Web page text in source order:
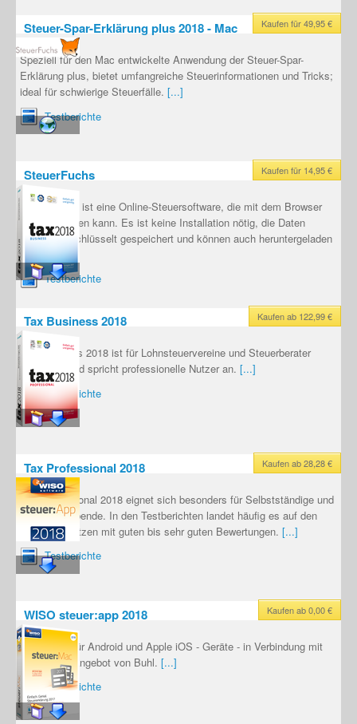
Kaufen für 49,95 €
Steuer-Spar-Erklärung plus 2018 - Mac
Speziell für den Mac entwickelte Anwendung der Steuer-Spar-
Erklärung plus, bietet umfangreiche Steuerinformationen und Tricks;
ideal für schwierige Steuerfälle. [...]
Testberichte
Kaufen für 14,95 €
SteuerFuchs
SteuerFuchs ist eine Online-Steuersoftware, die mit dem Browser
bedient werden kann. Es ist keine Installation nötig, die Daten
werden verschlüsselt gespeichert und können auch heruntergeladen
werden.[...]
Testberichte
Kaufen ab 122,99 €
Tax Business 2018
Tax Business 2018 ist für Lohnsteuervereine und Steuerberater
konzipiert und spricht professionelle Nutzer an. [...]
Testberichte
Kaufen ab 28,28 €
Tax Professional 2018
Tax Professional 2018 eignet sich besonders für Selbstständige und
Gewerbetreibende. In den Testberichten landet häufig es auf den
vorderen Plätzen mit guten bis sehr guten Bewertungen. [...]
Testberichte
Kaufen ab 0,00 €
WISO steuer:app 2018
WISO-App für Android und Apple iOS - Geräte - in Verbindung mit
dem Cloud-Angebot von Buhl. [...]
Testberichte